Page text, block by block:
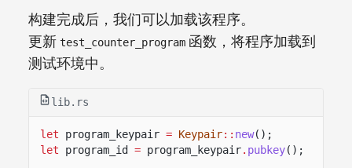
构建完成后，我们可以加载该程序。
更新 test_counter_program 函数，将程序加载到
测试环境中。
lib.rs
let program_keypair = Keypair:: new();
let
program_id = program_keypair. pubkey();